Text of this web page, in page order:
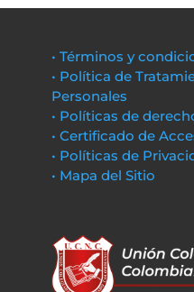
• Términos y
• Política de
Personales
• Políticas de
• Certificado de
• Políticas de
• Mapa del Sitio